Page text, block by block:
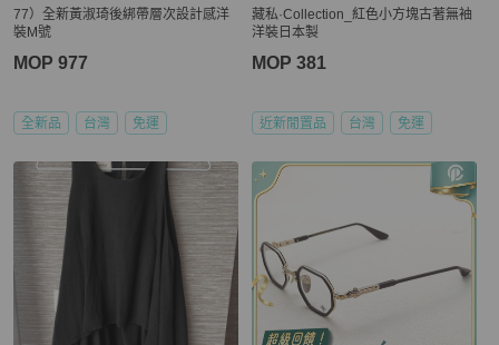
77）全新黃淑琦後綁帶層次設計感洋
裝M號
MOP 977
全新品 台灣 免運
藏私·Collection_紅色小方塊古著無袖
洋裝日本製
MOP 381
近新閒置品 台灣 免運